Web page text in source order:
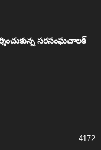
సరసంఘచాలక్
4172